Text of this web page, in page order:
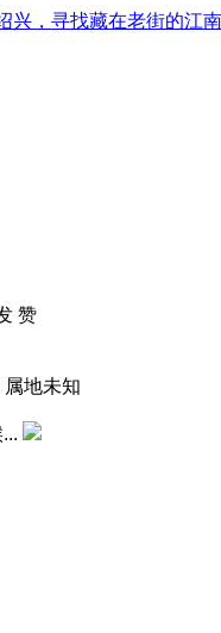
兴，寻找藏在老街的江
赞
属地未知